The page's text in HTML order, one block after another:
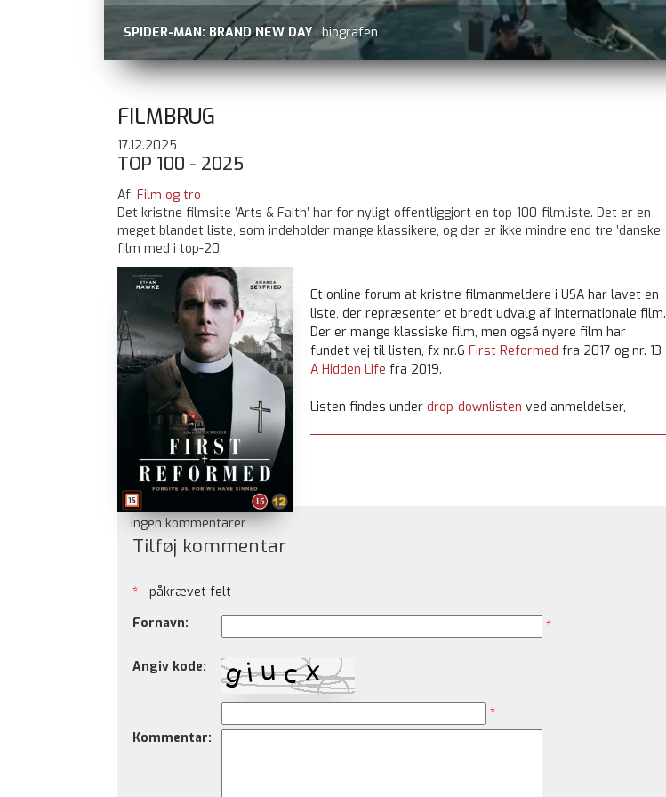
BLUE MOON nu på Viaplay
FILMBRUG
17.12.2025
TOP 100 - 2025
Af: Film og tro
Det kristne filmsite ’Arts & Faith’ har for nyligt offentliggjort en top-100-filmliste. Det er en
meget blandet liste, som indeholder mange klassikere, og der er ikke mindre end tre ’danske’
film med i top-20.
Et online forum at kristne filmanmeldere i USA har lavet en
liste, der repræsenter et bredt udvalg af internationale film.
Der er mange klassiske film, men også nyere film har
fundet vej til listen, fx nr.6 First Reformed fra 2017 og nr. 13
A Hidden Life fra 2019.
Listen findes under drop-downlisten ved anmeldelser,
Ingen kommentarer
Tilføj kommentar
* - påkrævet felt
Fornavn:
*
Angiv kode:
*
Kommentar: